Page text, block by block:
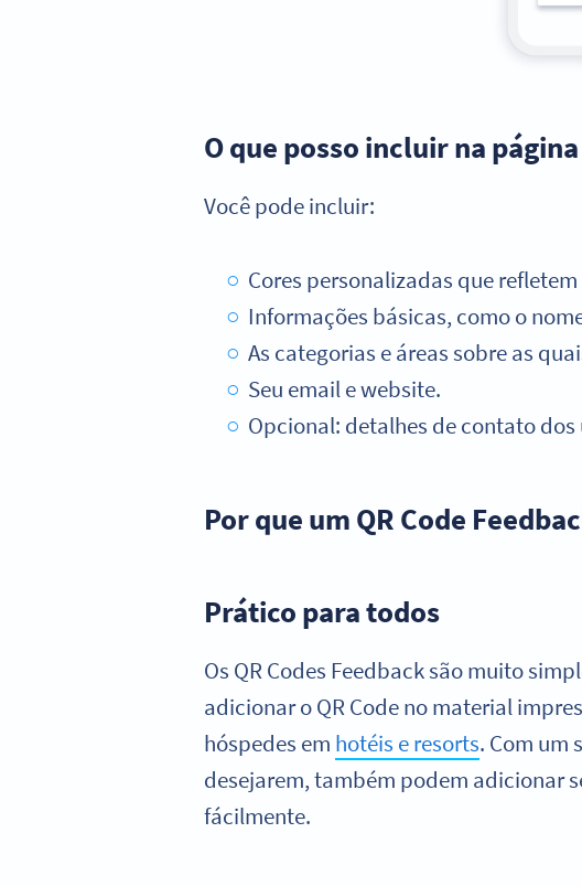
O que posso incluir na
Você pode incluir:
Cores personalizadas que
Informações básicas, como o
As categorias e áreas sobre as
Seu email e website.
Opcional: detalhes de contato
Por que um QR Code
Prático para todos
Os QR Codes Feedback são muito
adicionar o QR Code no material
hóspedes em hotéis e resorts. Com um
desejarem, também podem adicionar
fácilmente.